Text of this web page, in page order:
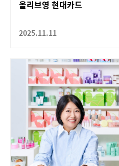
올리브영 현대카드
2025.11.11